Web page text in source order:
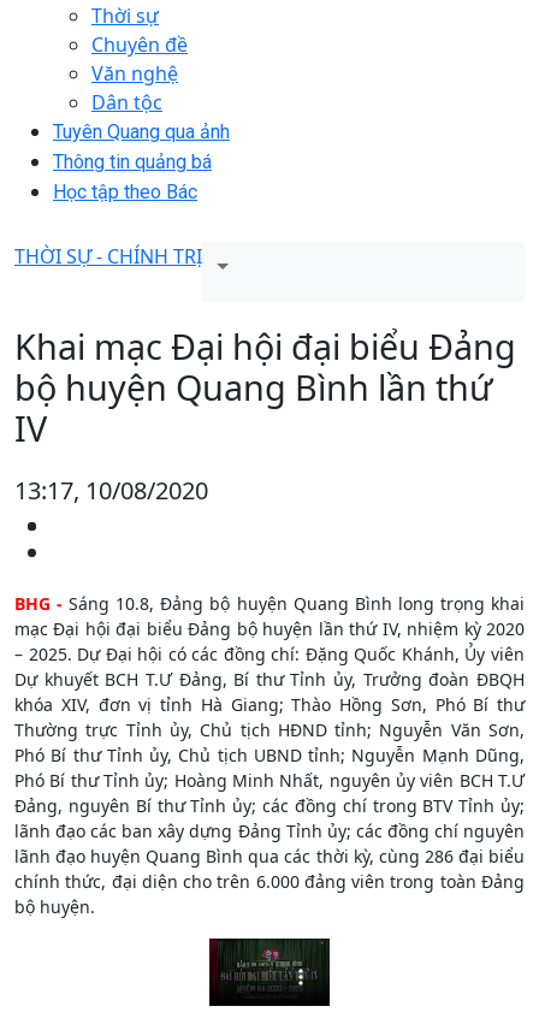
Thời sự
Chuyên đề
Văn nghệ
Dân tộc
Tuyên Quang qua ảnh
Thông tin quảng bá
Học tập theo Bác
THỜI SỰ - CHÍNH TRỊ
Khai mạc Đại hội đại biểu Đảng
bộ huyện Quang Bình lần thứ
IV
13:17, 10/08/2020
BHG - Sáng 10.8, Đảng bộ huyện Quang Bình long trọng khai
mạc Đại hội đại biểu Đảng bộ huyện lần thứ IV, nhiệm kỳ 2020
– 2025. Dự Đại hội có các đồng chí: Đặng Quốc Khánh, Ủy viên
Dự khuyết BCH T.Ư Đảng, Bí thư Tỉnh ủy, Trưởng đoàn ĐBQH
khóa XIV, đơn vị tỉnh Hà Giang; Thào Hồng Sơn, Phó Bí thư
Thường trực Tỉnh ủy, Chủ tịch HĐND tỉnh; Nguyễn Văn Sơn,
Phó Bí thư Tỉnh ủy, Chủ tịch UBND tỉnh; Nguyễn Mạnh Dũng,
Phó Bí thư Tỉnh ủy; Hoàng Minh Nhất, nguyên ủy viên BCH T.Ư
Đảng, nguyên Bí thư Tỉnh ủy; các đồng chí trong BTV Tỉnh ủy;
lãnh đạo các ban xây dựng Đảng Tỉnh ủy; các đồng chí nguyên
lãnh đạo huyện Quang Bình qua các thời kỳ, cùng 286 đại biểu
chính thức, đại diện cho trên 6.000 đảng viên trong toàn Đảng
bộ huyện.